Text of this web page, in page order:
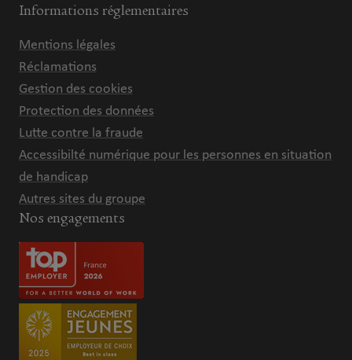
Informations réglementaires
Mentions légales
Réclamations
Gestion des cookies
Protection des données
Lutte contre la fraude
Accessibilté numérique pour les personnes en situation
de handicap
Autres sites du groupe
Nos engagements